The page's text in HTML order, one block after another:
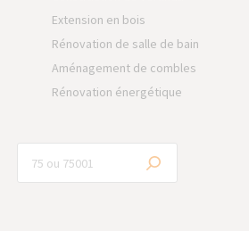
Extension en bois
Rénovation de salle de bain
Aménagement de combles
Rénovation énergétique